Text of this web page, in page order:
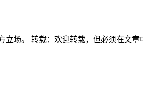
场。 转载：欢迎转载，但必须在文章